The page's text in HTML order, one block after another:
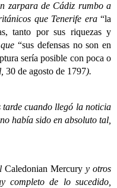
zarpara de Cádiz rumbo a
que Tenerife era “la
tanto por sus riquezas y
“sus defensas no son en
sería posible con poca o
30 de agosto de 1797).
cuando llegó la noticia
había sido en absoluto tal,
Caledonian Mercuryy otros
completo de lo sucedido,